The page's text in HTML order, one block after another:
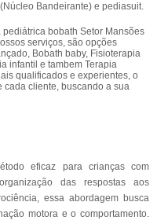
Bandeirante) e pediasuit.
bobath Setor Mansões
serviços, são opções
Bobath baby, Fisioterapia
infantil e tambem Terapia
qualificados e experientes, o
cliente, buscando a sua
eficaz para crianças com
das respostas aos
essa abordagem busca
motora e o comportamento.